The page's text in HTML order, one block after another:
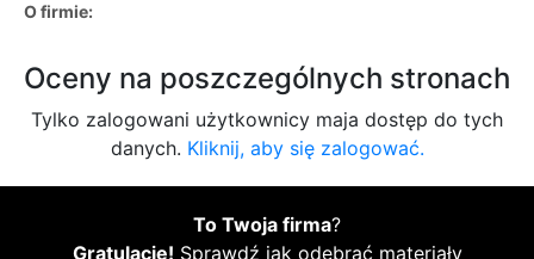
O firmie:
Oceny na poszczególnych stronach
Tylko zalogowani użytkownicy maja dostęp do tych
danych. Kliknij, aby się zalogować.
To Twoja firma?
Gratulacje! Sprawdź jak odebrać materiały